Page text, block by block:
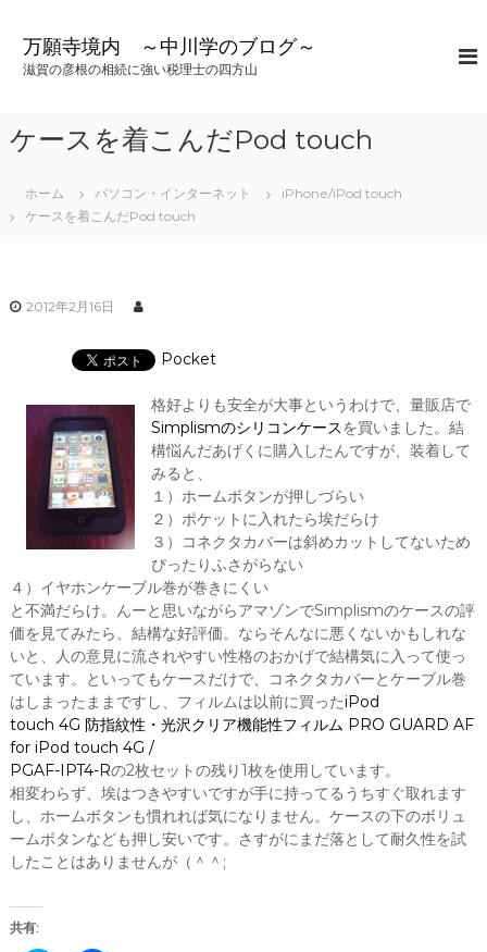
ス
プ
万願寺境内 ～中川学のブログ～
滋賀の彦根の相続に強い税理士の四方山
ケースを着こんだPod touch
ホーム パソコン・インターネット
iPhone/iPod touch
ケースを着こんだPod touch
2012年2月16日
Pocket
格好よりも安全が大事というわけで、量販店で
Simplismのシリコンケースを買いました。結
構悩んだあげくに購入したんですが、装着して
みると、
１）ホームボタンが押しづらい
２）ポケットに入れたら埃だらけ
３）コネクタカバーは斜めカットしてないため
ぴったりふさがらない
４）イヤホンケーブル巻が巻きにくい
と不満だらけ。んーと思いながらアマゾンでSimplismのケースの評
価を見てみたら、結構な好評価。ならそんなに悪くないかもしれな
いと、人の意見に流されやすい性格のおかげで結構気に入って使っ
ています。といってもケースだけで、コネクタカバーとケーブル巻
はしまったままですし、フィルムは以前に買ったiPod
touch 4G 防指紋性・光沢クリア機能性フィルム PRO GUARD AF
for iPod touch 4G /
PGAF-IPT4-Rの2枚セットの残り1枚を使用しています。
相変わらず、埃はつきやすいですが手に持ってるうちすぐ取れます
し、ホームボタンも慣れれば気になりません。ケースの下のボリュ
ームボタンなども押し安いです。さすがにまだ落として耐久性を試
したことはありませんが（＾＾;
共有: